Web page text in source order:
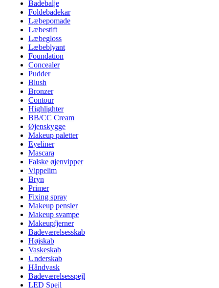
Badebalje
Foldebadekar
Læbepomade
Læbestift
Læbegloss
Læbeblyant
Foundation
Concealer
Pudder
Blush
Bronzer
Contour
Highlighter
BB/CC Cream
Øjenskygge
Makeup paletter
Eyeliner
Mascara
Falske øjenvipper
Vippelim
Bryn
Primer
Fixing spray
Makeup pensler
Makeup svampe
Makeupfjerner
Badeværelsesskab
Højskab
Vaskeskab
Underskab
Håndvask
Badeværelsesspejl
LED Spejl